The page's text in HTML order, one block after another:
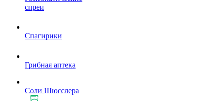
спреи
Спагирики
Грибная аптека
Соли Шюсслера